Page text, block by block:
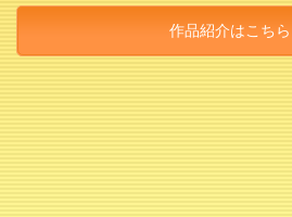
作品紹介はこちら